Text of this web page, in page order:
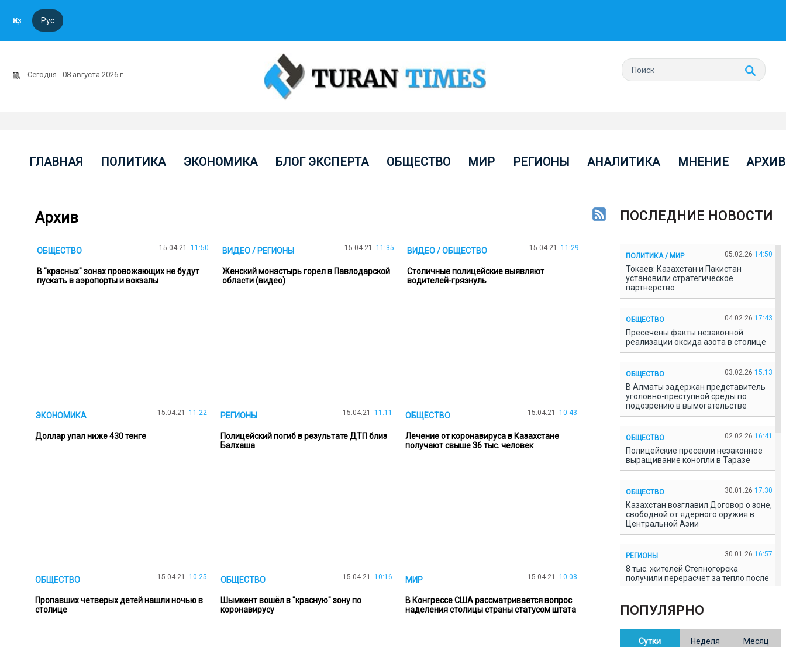
Қаз Рус
Сегодня - 08 августа 2026 г
ГЛАВНАЯ ПОЛИТИКА ЭКОНОМИКА БЛОГ ЭКСПЕРТА ОБЩЕСТВО МИР РЕГИОНЫ АНАЛИТИКА МНЕНИЕ АРХИВ
Архив
ОБЩЕСТВО 15.04.21 11:50
В "красных" зонах провожающих не будут
пускать в аэропорты и вокзалы
ВИДЕО / РЕГИОНЫ 15.04.21 11:35
Женский монастырь горел в Павлодарской
области (видео)
ВИДЕО / ОБЩЕСТВО 15.04.21 11:29
Столичные полицейские выявляют
водителей-грязнуль
ЭКОНОМИКА 15.04.21 11:22
Доллар упал ниже 430 тенге
РЕГИОНЫ 15.04.21 11:11
Полицейский погиб в результате ДТП близ
Балхаша
ОБЩЕСТВО 15.04.21 10:43
Лечение от коронавируса в Казахстане
получают свыше 36 тыс. человек
ОБЩЕСТВО 15.04.21 10:25
Пропавших четверых детей нашли ночью в
столице
ОБЩЕСТВО 15.04.21 10:16
Шымкент вошёл в "красную" зону по
коронавирусу
МИР 15.04.21 10:08
В Конгрессе США рассматривается вопрос
наделения столицы страны статусом штата
ПОСЛЕДНИЕ НОВОСТИ
ПОЛИТИКА / МИР 05.02.26 14:50
Токаев: Казахстан и Пакистан
установили стратегическое
партнерство
ОБЩЕСТВО 04.02.26 17:43
Пресечены факты незаконной
реализации оксида азота в столице
ОБЩЕСТВО 03.02.26 15:13
В Алматы задержан представитель
уголовно-преступной среды по
подозрению в вымогательстве
ОБЩЕСТВО 02.02.26 16:41
Полицейские пресекли незаконное
выращивание конопли в Таразе
ОБЩЕСТВО 30.01.26 17:30
Казахстан возглавил Договор о зоне,
свободной от ядерного оружия в
Центральной Азии
РЕГИОНЫ 30.01.26 16:57
8 тыс. жителей Степногорска
получили перерасчёт за тепло после
В Казахстане готовят новую
редакцию Конституции: меняется
ПОПУЛЯРНО
Сутки Неделя Месяц